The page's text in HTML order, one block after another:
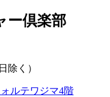
ー倶楽部
除く）
ルテワジマ4階